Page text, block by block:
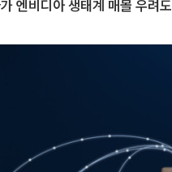
엔비디아 생태계 매몰 우려도